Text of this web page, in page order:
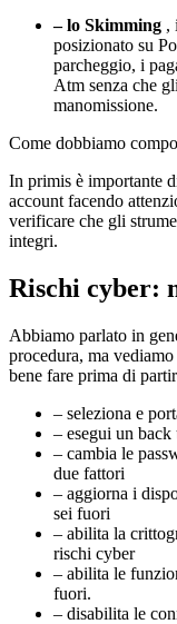
– lo Skimming ,
posizionato su
parcheggio, i
Atm senza che
manomissione.
Come dobbiamo
In primis è importante
account facendo
verificare che gli
integri.
Rischi cyber:
Abbiamo parlato in
procedura, ma
bene fare prima di
– seleziona e
– esegui un
– cambia le
due fattori
– aggiorna i
sei fuori
– abilita la
rischi cyber
– abilita le
fuori.
– disabilita le